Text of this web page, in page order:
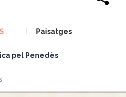
Paisatges
pel Penedès